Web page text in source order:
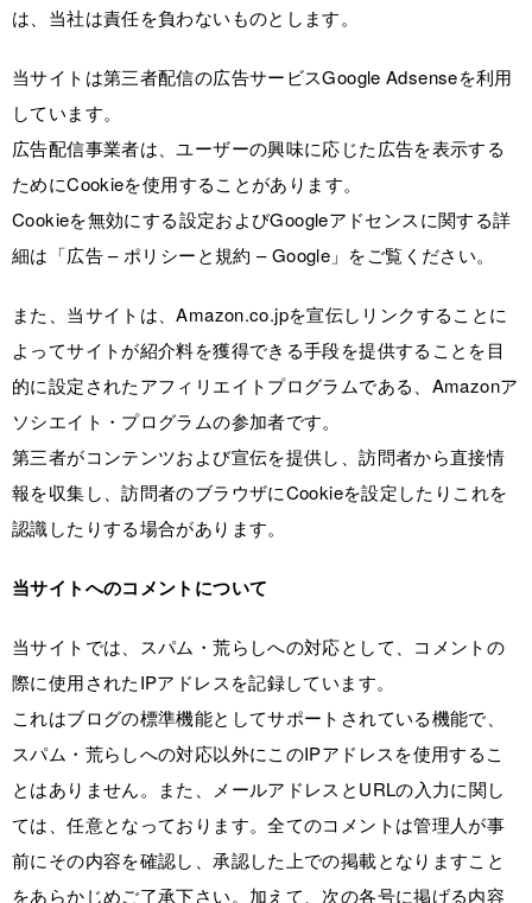
は、当社は責任を負わないものとします。
当サイトは第三者配信の広告サービスGoogle Adsenseを利用
しています。
広告配信事業者は、ユーザーの興味に応じた広告を表示する
ためにCookieを使用することがあります。
Cookieを無効にする設定およびGoogleアドセンスに関する詳
細は「広告 – ポリシーと規約 – Google」をご覧ください。
また、当サイトは、Amazon.co.jpを宣伝しリンクすることに
よってサイトが紹介料を獲得できる手段を提供することを目
的に設定されたアフィリエイトプログラムである、Amazonア
ソシエイト・プログラムの参加者です。
第三者がコンテンツおよび宣伝を提供し、訪問者から直接情
報を収集し、訪問者のブラウザにCookieを設定したりこれを
認識したりする場合があります。
当サイトへのコメントについて
当サイトでは、スパム・荒らしへの対応として、コメントの
際に使用されたIPアドレスを記録しています。
これはブログの標準機能としてサポートされている機能で、
スパム・荒らしへの対応以外にこのIPアドレスを使用するこ
とはありません。また、メールアドレスとURLの入力に関し
ては、任意となっております。全てのコメントは管理人が事
前にその内容を確認し、承認した上での掲載となりますこと
をあらかじめご了承下さい。加えて、次の各号に掲げる内容